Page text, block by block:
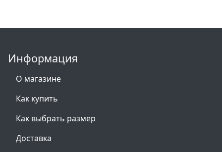
Информация
О магазине
Как купить
Как выбрать размер
Доставка